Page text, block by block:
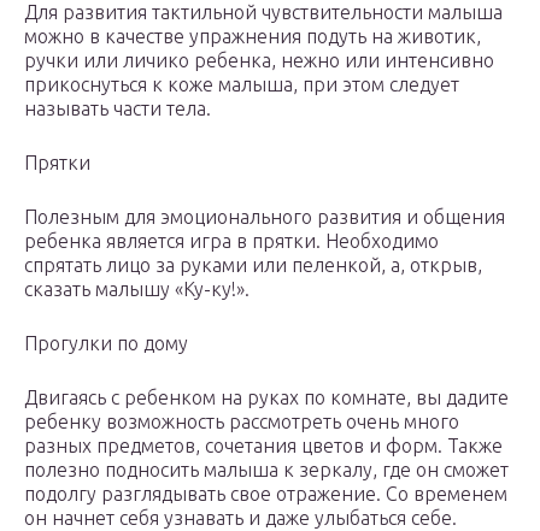
Для развития тактильной чувствительности малыша
можно в качестве упражнения подуть на животик,
ручки или личико ребенка, нежно или интенсивно
прикоснуться к коже малыша, при этом следует
называть части тела.
Прятки
Полезным для эмоционального развития и общения
ребенка является игра в прятки. Необходимо
спрятать лицо за руками или пеленкой, а, открыв,
сказать малышу «Ку-ку!».
Прогулки по дому
Двигаясь с ребенком на руках по комнате, вы дадите
ребенку возможность рассмотреть очень много
разных предметов, сочетания цветов и форм. Также
полезно подносить малыша к зеркалу, где он сможет
подолгу разглядывать свое отражение. Со временем
он начнет себя узнавать и даже улыбаться себе.